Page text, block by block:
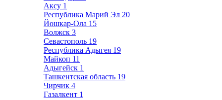
Аксу 1
Республика Марий Эл 20
Йошкар-Ола 15
Волжск 3
Севастополь 19
Республика Адыгея 19
Майкоп 11
Адыгейск 1
Ташкентская область 19
Чирчик 4
Газалкент 1